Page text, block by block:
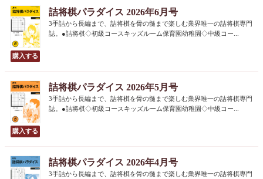
詰将棋パラダイス 2026年6月号
3手詰から長編まで、詰将棋を骨の髄まで楽しむ業界唯一の詰将棋専門
誌。●詰将棋◇初級コースキッズルーム保育園幼稚園◇中級コー...
詰将棋パラダイス 2026年5月号
3手詰から長編まで、詰将棋を骨の髄まで楽しむ業界唯一の詰将棋専門
誌。●詰将棋◇初級コースキッズルーム保育園幼稚園◇中級コー...
詰将棋パラダイス 2026年4月号
3手詰から長編まで、詰将棋を骨の髄まで楽しむ業界唯一の詰将棋専門